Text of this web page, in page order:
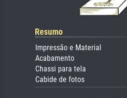
Resumo
Impressão e Material
Acabamento
Chassi para tela
Cabide de fotos